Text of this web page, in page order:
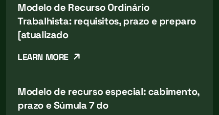
Modelo de Recurso Ordinário
Trabalhista: requisitos, prazo e preparo
[atualizado
LEARN MORE
Modelo de recurso especial: cabimento,
prazo e Súmula 7 do